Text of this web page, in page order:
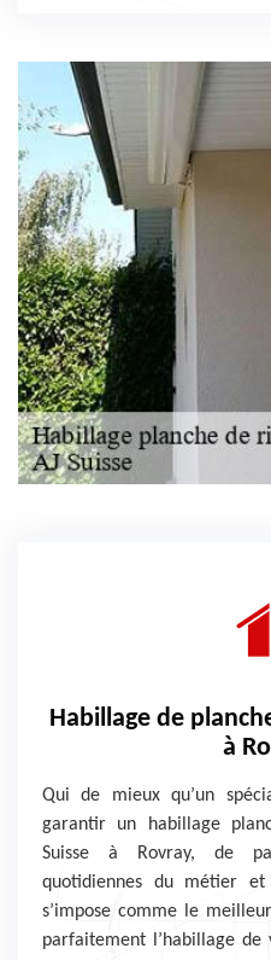
Habillage de
à
Qui de mieux qu’un
garantir un habillage
Suisse à Rovray, de
quotidiennes du métier et
s’impose comme le
parfaitement l’habillage